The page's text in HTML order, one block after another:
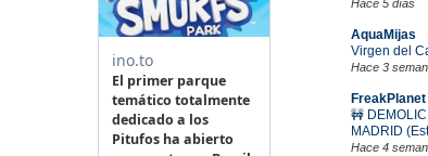
Hace 5 días
AquaMijas
Virgen del
Hace 3
FreakPlanet
🚧
MADRID
Hace 4